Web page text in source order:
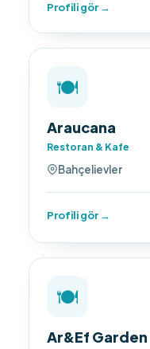
Profili gör →
🍽️
Araucana
Restoran & Kafe
Bahçelievler
Profili gör →
🍽️
Ar&Ef Garden